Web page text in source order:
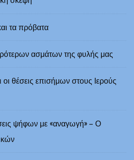
τα πρόβατα
ασμάτων της φυλής μας
θέσεις επισήμων στους Ιερούς
ψήφων με «αναγωγή» – Ο